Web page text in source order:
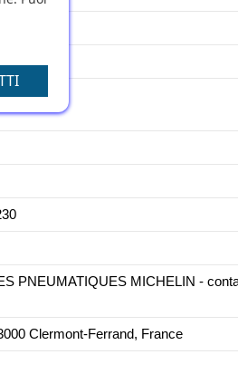
PNEUMATIQUES MICHELIN -
Clermont-Ferrand, France